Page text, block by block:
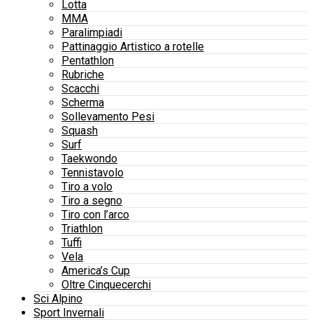
Lotta
MMA
Paralimpiadi
Pattinaggio Artistico a rotelle
Pentathlon
Rubriche
Scacchi
Scherma
Sollevamento Pesi
Squash
Surf
Taekwondo
Tennistavolo
Tiro a volo
Tiro a segno
Tiro con l’arco
Triathlon
Tuffi
Vela
America’s Cup
Oltre Cinquecerchi
Sci Alpino
Sport Invernali